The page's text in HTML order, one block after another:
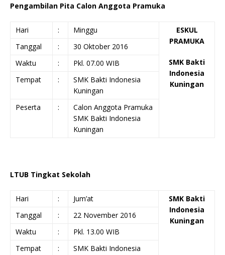
Pengambilan Pita Calon Anggota Pramuka
Hari : Minggu
ESKUL
PRAMUKA
SMK Bakti
Indonesia
Kuningan
Tanggal :
30 Oktober 2016
Waktu
:
Pkl. 07.00 WIB
Tempat
:
SMK Bakti Indonesia
Kuningan
Peserta
:
Calon Anggota Pramuka
SMK Bakti Indonesia
Kuningan
LTUB Tingkat Sekolah
Hari : Jum’at
SMK Bakti
Indonesia
Kuningan
Tanggal :
22 November 2016
Waktu
:
Pkl. 13.00 WIB
Tempat
:
SMK Bakti Indonesia